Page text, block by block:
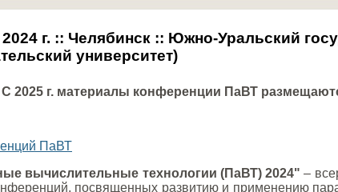
г. :: Челябинск :: Южно-Уральский
университет)
2025 г. материалы конференции ПаВТ
ПаВТ
вычислительные технологии (ПаВТ) 2024" –
посвященных развитию и применению